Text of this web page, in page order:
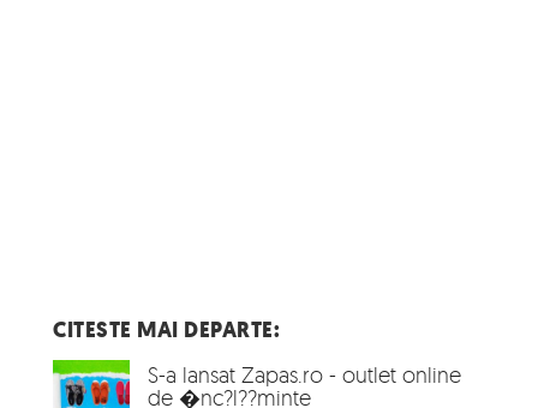
CITESTE MAI DEPARTE:
S-a lansat Zapas.ro - outlet online
de �nc?l??minte